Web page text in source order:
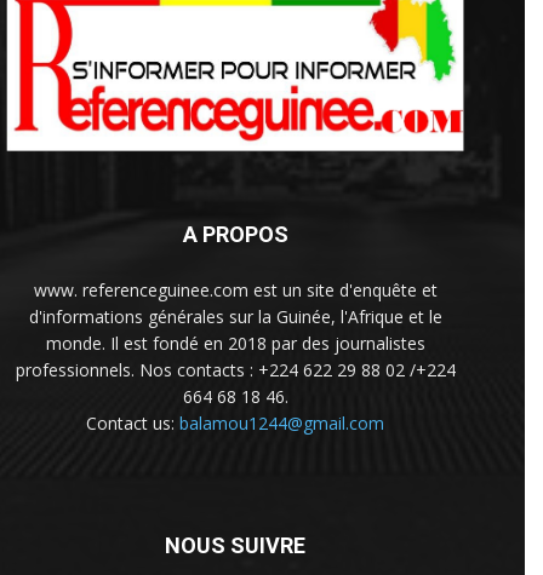
A PROPOS
www. referenceguinee.com est un site d'enquête et
d'informations générales sur la Guinée, l'Afrique et le
monde. Il est fondé en 2018 par des journalistes
professionnels. Nos contacts : +224 622 29 88 02 /+224
664 68 18 46.
Contact us: balamou1244@gmail.com
NOUS SUIVRE